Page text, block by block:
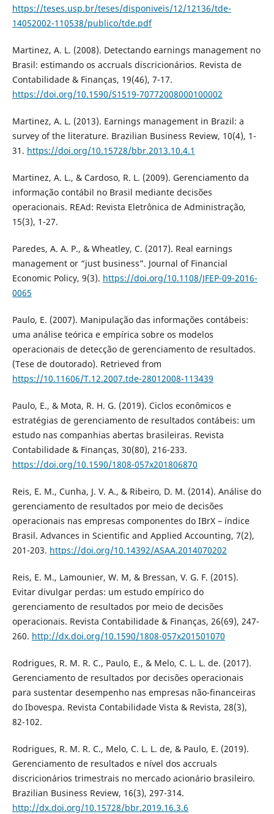
https://teses.usp.br/teses/disponiveis/12/12136/tde-
14052002-110538/publico/tde.pdf
Martinez, A. L. (2008). Detectando earnings management no
Brasil: estimando os accruals discricionários. Revista de
Contabilidade & Finanças, 19(46), 7-17.
https://doi.org/10.1590/S1519-70772008000100002
Martinez, A. L. (2013). Earnings management in Brazil: a
survey of the literature. Brazilian Business Review, 10(4), 1-
31. https://doi.org/10.15728/bbr.2013.10.4.1
Martinez, A. L., & Cardoso, R. L. (2009). Gerenciamento da
informação contábil no Brasil mediante decisões
operacionais. REAd: Revista Eletrônica de Administração,
15(3), 1-27.
Paredes, A. A. P., & Wheatley, C. (2017). Real earnings
management or “just business”. Journal of Financial
Economic Policy, 9(3). https://doi.org/10.1108/JFEP-09-2016-
0065
Paulo, E. (2007). Manipulação das informações contábeis:
uma análise teórica e empírica sobre os modelos
operacionais de detecção de gerenciamento de resultados.
(Tese de doutorado). Retrieved from
https://10.11606/T.12.2007.tde-28012008-113439
Paulo, E., & Mota, R. H. G. (2019). Ciclos econômicos e
estratégias de gerenciamento de resultados contábeis: um
estudo nas companhias abertas brasileiras. Revista
Contabilidade & Finanças, 30(80), 216-233.
https://doi.org/10.1590/1808-057x201806870
Reis, E. M., Cunha, J. V. A., & Ribeiro, D. M. (2014). Análise do
gerenciamento de resultados por meio de decisões
operacionais nas empresas componentes do IBrX – índice
Brasil. Advances in Scientific and Applied Accounting, 7(2),
201-203. https://doi.org/10.14392/ASAA.2014070202
Reis, E. M., Lamounier, W. M, & Bressan, V. G. F. (2015).
Evitar divulgar perdas: um estudo empírico do
gerenciamento de resultados por meio de decisões
operacionais. Revista Contabilidade & Finanças, 26(69), 247-
260. http://dx.doi.org/10.1590/1808-057x201501070
Rodrigues, R. M. R. C., Paulo, E., & Melo, C. L. L. de. (2017).
Gerenciamento de resultados por decisões operacionais
para sustentar desempenho nas empresas não-financeiras
do Ibovespa. Revista Contabilidade Vista & Revista, 28(3),
82-102.
Rodrigues, R. M. R. C., Melo, C. L. L. de, & Paulo, E. (2019).
Gerenciamento de resultados e nível dos accruals
discricionários trimestrais no mercado acionário brasileiro.
Brazilian Business Review, 16(3), 297-314.
http://dx.doi.org/10.15728/bbr.2019.16.3.6